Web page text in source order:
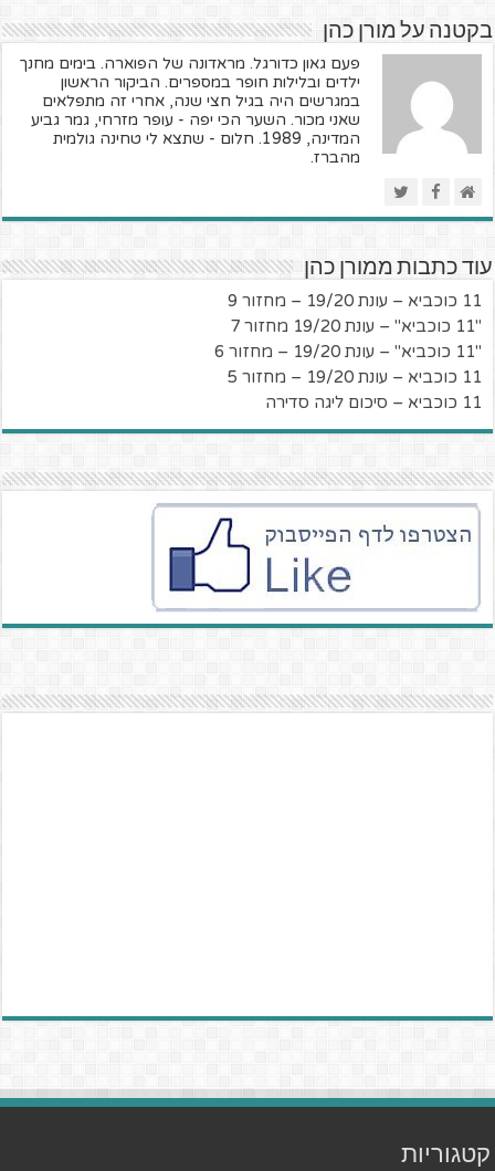
בקטנה על מורן כהן
פעם גאון כדורגל. מראדונה של הפוארה. בימים מחנך
ילדים ובלילות חופר במספרים. הביקור הראשון
במגרשים היה בגיל חצי שנה, אחרי זה מתפלאים
שאני מכור. השער הכי יפה - עופר מזרחי, גמר גביע
המדינה, 1989. חלום - שתצא לי טחינה גולמית
מהברז.
עוד כתבות ממורן כהן
11 כוכביא – עונת 19/20 – מחזור 9
"11 כוכביא" – עונת 19/20 מחזור 7
"11 כוכביא" – עונת 19/20 – מחזור 6
11 כוכביא – עונת 19/20 – מחזור 5
11 כוכביא – סיכום ליגה סדירה
קטגוריות